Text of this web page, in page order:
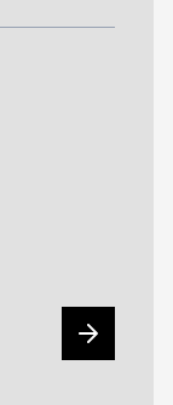
Przejdź